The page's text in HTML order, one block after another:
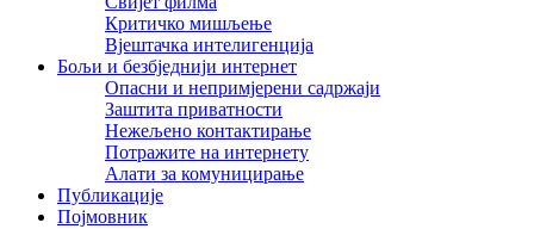
Критичко мишљење
Вјештачка интелигенција
Бољи и безбједнији интернет
Опасни и непримјерени садржаји
Заштита приватности
Нежељено контактирање
Потражите на интернету
Алати за комуницирање
Публикације
Појмовник